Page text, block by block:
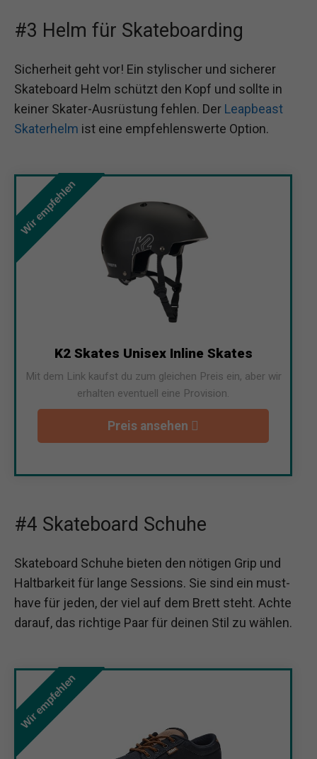
#3 Helm für Skateboarding
Sicherheit geht vor! Ein stylischer und sicherer
Skateboard Helm schützt den Kopf und sollte in
keiner Skater-Ausrüstung fehlen. Der Leapbeast
Skaterhelm ist eine empfehlenswerte Option.
Wir empfehlen
K2 Skates Unisex Inline Skates
Mit dem Link kaufst du zum gleichen Preis ein, aber wir
erhalten eventuell eine Provision.
Preis ansehen
#4 Skateboard Schuhe
Skateboard Schuhe bieten den nötigen Grip und
Haltbarkeit für lange Sessions. Sie sind ein must-
have für jeden, der viel auf dem Brett steht. Achte
darauf, das richtige Paar für deinen Stil zu wählen.
Wir empfehlen